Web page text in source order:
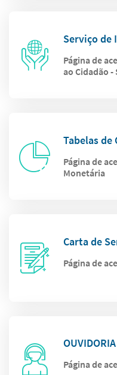
Serviço de
Página de
ao Cidadão -
Tabelas de
Página de
Monetária
Carta de
Página de
OUVIDORIA
Página de